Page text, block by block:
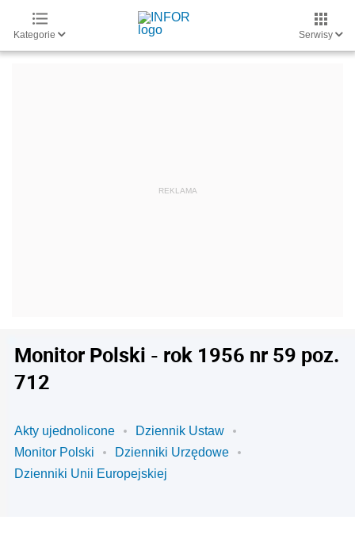
Kategorie Serwisy
Monitor Polski - rok 1956 nr 59 poz.
712
Akty ujednolicone
Dziennik Ustaw
Monitor Polski
Dzienniki Urzędowe
Dzienniki Unii Europejskiej